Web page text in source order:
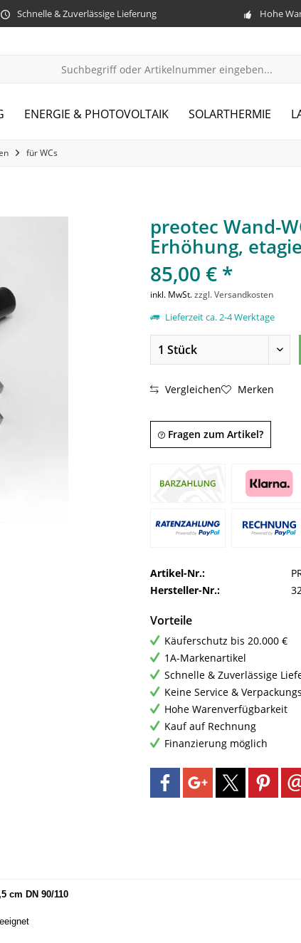
Schnelle & Zuverlässige Lieferung Hohe
ENERGIE & PHOTOVOLTAIK SOLARTHERMIE
für WCs
preotec Wand-
Erhöhung,
85,00 € *
inkl. MwSt.zzgl. Versandkosten
Lieferzeit ca. 2-4 Werktage
Vergleichen Merken
Fragen zum Artikel?
Artikel-Nr.:
Hersteller-Nr.:
Vorteile
Käuferschutz bis 20.000 €
1A-Markenartikel
Schnelle & Zuverlässige
Keine Service &
Hohe Warenverfügbarkeit
Kauf auf Rechnung
Finanzierung möglich
cm DN 90/110